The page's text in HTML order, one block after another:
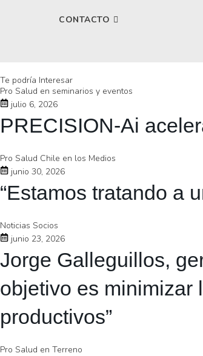
CONTACTO
Te podría Interesar
Pro Salud en seminarios y eventos
julio 6, 2026
PRECISION-Ai
Pro Salud Chile en los Medios
junio 30, 2026
“Estamos tratando a
Noticias Socios
junio 23, 2026
Jorge Galleguillos,
objetivo es minimizar
productivos”
Pro Salud en Terreno